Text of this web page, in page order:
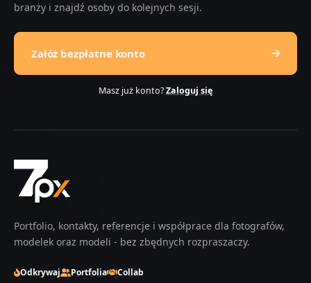
branży i znajdź osoby do kolejnych sesji.
Załóż bezpłatne konto
Masz już konto?Zaloguj się
Portfolio, kontakty, referencje i współprace dla fotografów,
modelek oraz modeli - bez zbędnych rozpraszaczy.
Odkrywaj Portfolia Collab